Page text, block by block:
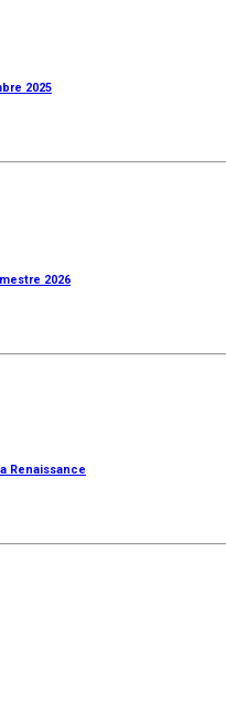
2025
2026
Renaissance